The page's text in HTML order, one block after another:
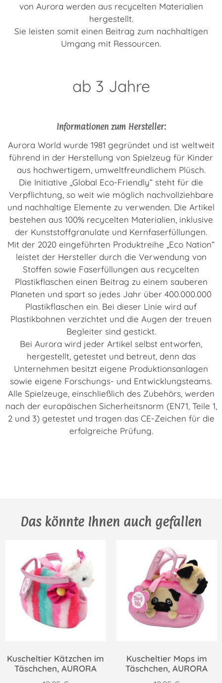
von Aurora werden aus recycelten Materialien
hergestellt.
Sie leisten somit einen Beitrag zum nachhaltigen
Umgang mit Ressourcen.
ab 3 Jahre
Informationen zum Hersteller:
Aurora World wurde 1981 gegründet und ist weltweit
führend in der Herstellung von Spielzeug für Kinder
aus hochwertigem, umweltfreundlichem Plüsch.
Die Initiative „Global Eco-Friendly“ steht für die
Verpflichtung, so weit wie möglich nachvollziehbare
und nachhaltige Elemente zu verwenden. Die Artikel
bestehen aus 100% recycelten Materialien, inklusive
der Kunststoffgranulate und Kernfaserfüllungen.
Mit der 2020 eingeführten Produktreihe „Eco Nation“
leistet der Hersteller durch die Verwendung von
Stoffen sowie Faserfüllungen aus recycelten
Plastikflaschen einen Beitrag zu einem sauberen
Planeten und spart so jedes Jahr über 400.000.000
Plastikflaschen ein. Bei dieser Linie wird auf
Plastikbohnen verzichtet und die Augen der treuen
Begleiter sind gestickt.
Bei Aurora wird jeder Artikel selbst entworfen,
hergestellt, getestet und betreut, denn das
Unternehmen besitzt eigene Produktionsanlagen
sowie eigene Forschungs- und Entwicklungsteams.
Alle Spielzeuge, einschließlich des Zubehörs, werden
nach der europäischen Sicherheitsnorm (EN71, Teile 1,
2 und 3) getestet und tragen das CE-Zeichen für die
erfolgreiche Prüfung.
Das könnte Ihnen auch gefallen
Kuscheltier Kätzchen im
Täschchen, AURORA
Kuscheltier Mops im
Täschchen, AURORA